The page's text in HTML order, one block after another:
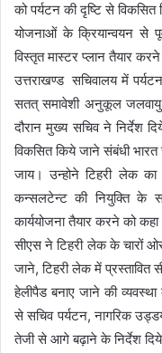
को पर्यटन की दृष्टि से
योजनाओं के क्रियान्वयन से
विस्तृत मास्टर प्लान तैयार
उत्तराखण्ड सचिवालय में
सतत् समावेशी अनुकूल जलवायु
दौरान मुख्य सचिव ने निर्देश
विकसित किये जाने संबंधी
जाय। उन्होने टिहरी लेक
कन्सलटेन्ट की नियुक्ति के
कार्ययोजना तैयार करने को
सीएस ने टिहरी लेक के चारों
जाने, टिहरी लेक में प्रस्तावित
हेलीपैड बनाए जाने की
से सचिव पर्यटन, नागरिक
तेजी से आगे बढ़ाने के निर्देश